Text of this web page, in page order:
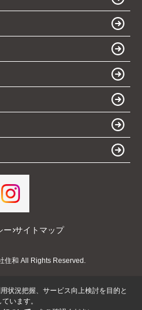
ー サイトマップ
住和 All Rights Reserved.
状況把握、サービス向上検討を目的と
います。